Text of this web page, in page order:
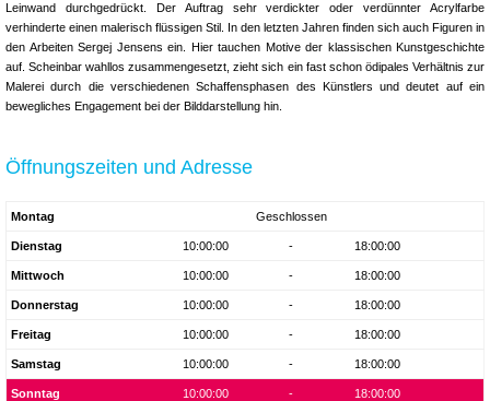
Leinwand durchgedrückt. Der Auftrag sehr verdickter oder verdünnter Acrylfarbe
verhinderte einen malerisch flüssigen Stil. In den letzten Jahren finden sich auch Figuren in
den Arbeiten Sergej Jensens ein. Hier tauchen Motive der klassischen Kunstgeschichte
auf. Scheinbar wahllos zusammengesetzt, zieht sich ein fast schon ödipales Verhältnis zur
Malerei durch die verschiedenen Schaffensphasen des Künstlers und deutet auf ein
bewegliches Engagement bei der Bilddarstellung hin.
Öffnungszeiten und Adresse
Montag Geschlossen
Dienstag 10:00:00 - 18:00:00
Mittwoch 10:00:00 - 18:00:00
Donnerstag 10:00:00 - 18:00:00
Freitag 10:00:00 - 18:00:00
Samstag 10:00:00 - 18:00:00
Sonntag 10:00:00 - 18:00:00